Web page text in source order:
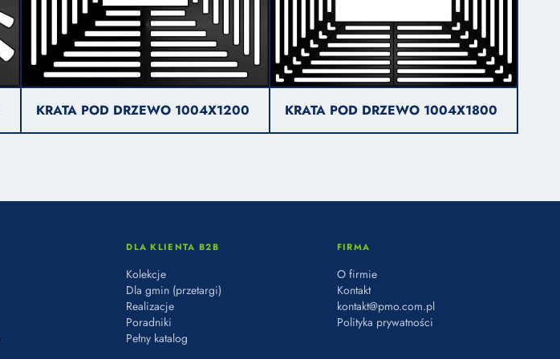
KRATA POD DRZEWO 1004X1200 KRATA POD DRZEWO 1004X1800
DLA KLIENTA B2B
Kolekcje
Dla gmin (przetargi)
Realizacje
Poradniki
Pełny katalog
FIRMA
O firmie
Kontakt
kontakt@pmo.com.pl
Polityka prywatności